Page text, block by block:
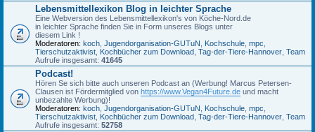
Lebensmittellexikon Blog in leichter Sprache
Eine Webversion des Lebensmittellexikon's von Köche-Nord.de
in leichter Sprache finden Sie in Form unseres Blogs unter
diesem Link !
Moderatoren: koch Jugendorganisation-GUTuN Kochschule mpc
Tierschutzaktivist Kochbücher zum Download Tag-der-Tiere-Hannover Team
Aufrufe insgesamt: 41645
Podcast!
Hören Se sich bitte auch unseren Podcast an (Werbung! Marcus Petersen-
Clausen ist Fördermitglied von https://www.Vegan4Future.de und macht
unbezahlte Werbung)!
Moderatoren: koch Jugendorganisation-GUTuN Kochschule mpc
Tierschutzaktivist Kochbücher zum Download Tag-der-Tiere-Hannover Team
Aufrufe insgesamt: 52758